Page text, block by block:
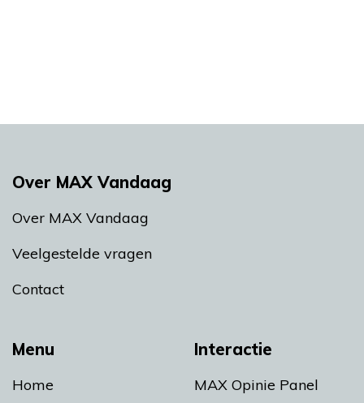
Menu
Home
Interactie
MAX Opinie Panel
Over MAX Vandaag
Over MAX Vandaag
Veelgestelde vragen
Contact